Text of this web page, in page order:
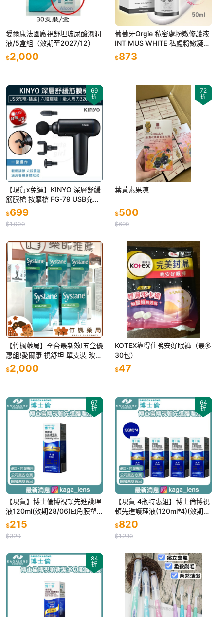
愛爾康法國廠視舒坦玻尿酸濕潤
液/5盒組（效期至2027/12）
$2,000
葡萄牙Orgie 私密處粉嫩修護液
INTIMUS WHITE 私處粉嫩凝霜
50ml 淡化私處、乳暈、腋下、
臀部
$873
69
折
【現貨x免運】KINYO 深層舒緩
筋膜槍 按摩槍 FG-79 USB充電
按摩器 筋膜器 電動筋膜槍 運動
舒緩
$699
$1,000
72
折
葉黃素果凍
$500
$690
【竹楓藥局】全台最新效!五盒優
惠組!愛爾康 視舒坦 單支裝 玻尿
酸潤濕液 0.7ml 30支/盒
$2,000
KOTEX靠得住晚安好眠褲（最多
30包）
$47
67
折
【現貨】博士倫博視頓先進護理
液120ml(效期28/06)☑️角膜塑
型片、硬式隱形眼鏡專用
$215
$320
64
折
【現貨 4瓶特惠組】博士倫博視
頓先進護理液(120ml*4)(效期2
8/06)☑️角膜塑型片、硬式隱形
眼鏡專用
$820
$1,280
84
折